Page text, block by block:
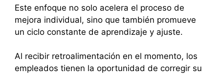
Este enfoque no solo acelera el proceso de
mejora individual, sino que también promueve
un ciclo constante de aprendizaje y ajuste.
Al recibir retroalimentación en el momento, los
empleados tienen la oportunidad de corregir su